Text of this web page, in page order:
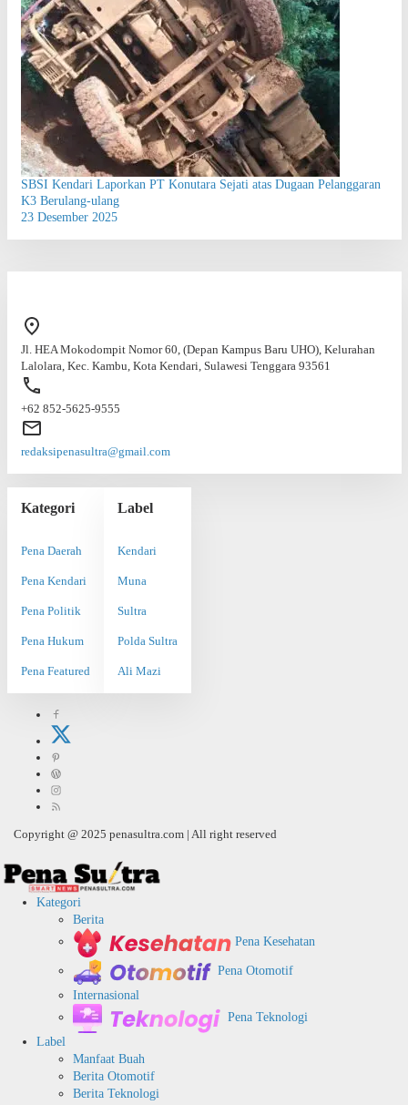
SBSI Kendari Laporkan PT Konutara Sejati atas Dugaan Pelanggaran
K3 Berulang-ulang
23 Desember 2025
Jl. HEA Mokodompit Nomor 60, (Depan Kampus Baru UHO), Kelurahan
Lalolara, Kec. Kambu, Kota Kendari, Sulawesi Tenggara 93561
+62 852-5625-9555
redaksipenasultra@gmail.com
Kategori
Pena Daerah
Pena Kendari
Pena Politik
Pena Hukum
Pena Featured
Label
Kendari
Muna
Sultra
Polda Sultra
Ali Mazi
Copyright @ 2025 penasultra.com | All right reserved
Kategori
Berita
Pena Kesehatan
Pena Otomotif
Internasional
Pena Teknologi
Label
Manfaat Buah
Berita Otomotif
Berita Teknologi